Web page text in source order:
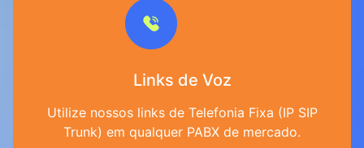
Links de Voz
Utilize nossos links de Telefonia Fixa (IP SIP
Trunk) em qualquer PABX de mercado.